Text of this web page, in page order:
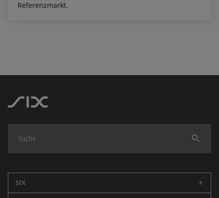
Referenzmarkt.
Finden
SIX